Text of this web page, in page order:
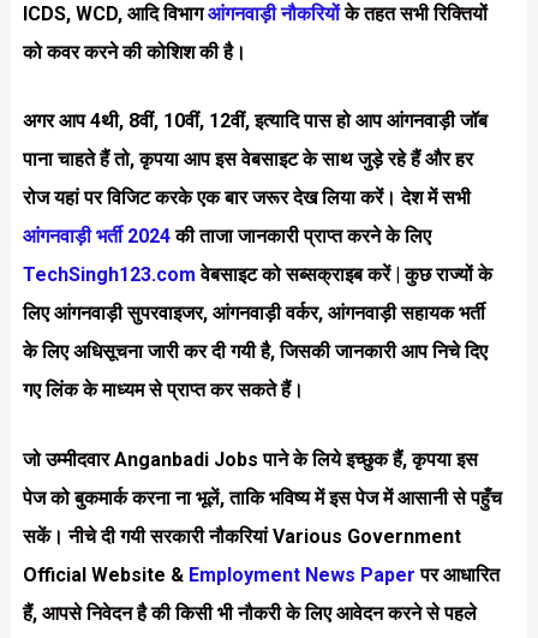
ICDS, WCD, आदि विभागआंगनवाड़ी नौकरियोंके तहत सभी रिक्तियों
को कवर करने की कोशिश की है।
अगर आप 4थी, 8वीं, 10वीं, 12वीं, इत्यादि पास हो आप आंगनवाड़ी जॉब
पाना चाहते हैं तो, कृपया आप इस वेबसाइट के साथ जुड़े रहे हैं और हर
रोज यहां पर विजिट करके एक बार जरूर देख लिया करें।देश में सभी
आंगनवाड़ी भर्ती 2024की ताजा जानकारी प्राप्त करने के लिए
TechSingh123.com वेबसाइट को सब्सक्राइब करें | कुछ राज्यों के
लिए आंगनवाड़ी सुपरवाइजर, आंगनवाड़ी वर्कर, आंगनवाड़ी सहायक भर्ती
के लिए अधिसूचना जारी कर दी गयी है, जिसकी जानकारी आप निचे दिए
गए लिंक के माध्यम से प्राप्त कर सकते हैं।
जो उम्मीदवार Anganbadi Jobsपाने के लिये इच्छुक हैं, कृपया इस
पेज को बुकमार्क करना ना भूलें, ताकि भविष्य में इस पेज में आसानी से पहुँच
सकें। नीचे दी गयी सरकारी नौकरियां Various Government
Official Website & Employment News Paper पर आधारित
हैं, आपसे निवेदन है की किसी भी नौकरी के लिए आवेदन करने से पहले